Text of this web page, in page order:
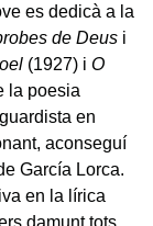
es dedicà a la
de Deus i
(1927) i O
la poesia
en
aconseguí
García Lorca.
en la lírica
damunt tots